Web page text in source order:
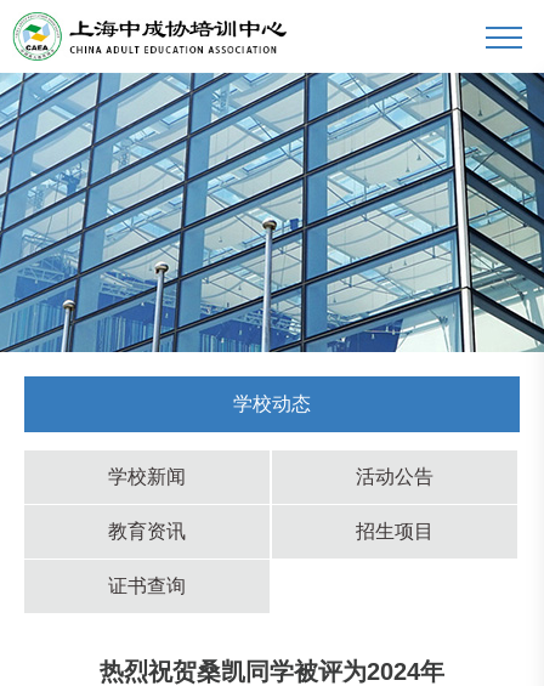
学校动态
学校新闻 活动公告
教育资讯 招生项目
证书查询
热烈祝贺桑凯同学被评为2024年